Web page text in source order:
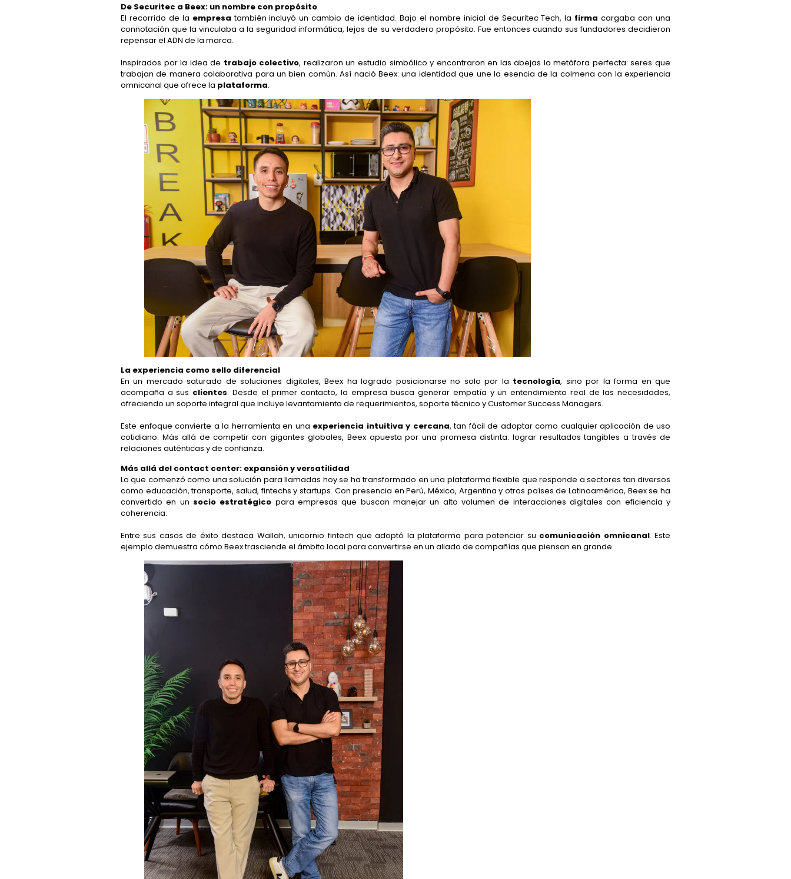
De Securitec a Beex: un nombre con propósito
El recorrido de la empresatambién incluyó un cambio de identidad. Bajo el nombre inicial de Securitec Tech, la firmacargaba con una
connotación que la vinculaba a la seguridad informática, lejos de su verdadero propósito. Fue entonces cuando sus fundadores decidieron
repensar el ADN de la marca.
Inspirados por la idea de trabajo colectivo, realizaron un estudio simbólico y encontraron en las abejas la metáfora perfecta: seres que
trabajan de manera colaborativa para un bien común. Así nació Beex: una identidad que une la esencia de la colmena con la experiencia
omnicanal que ofrece la plataforma.
La experiencia como sello diferencial
En un mercado saturado de soluciones digitales, Beex ha logrado posicionarse no solo por la tecnología, sino por la forma en que
acompaña a sus clientes. Desde el primer contacto, la empresa busca generar empatía y un entendimiento real de las necesidades,
ofreciendo un soporte integral que incluye levantamiento de requerimientos, soporte técnico y Customer Success Managers.
Este enfoque convierte a la herramienta en una experiencia intuitiva y cercana, tan fácil de adoptar como cualquier aplicación de uso
cotidiano. Más allá de competir con gigantes globales, Beex apuesta por una promesa distinta: lograr resultados tangibles a través de
relaciones auténticas y de confianza.
Más allá del contact center: expansión y versatilidad
Lo que comenzó como una solución para llamadas hoy se ha transformado en una plataforma flexible que responde a sectores tan diversos
como educación, transporte, salud, fintechs y startups. Con presencia en Perú, México, Argentina y otros países de Latinoamérica, Beex se ha
convertido en un socio estratégico para empresas que buscan manejar un alto volumen de interacciones digitales con eficiencia y
coherencia.
Entre sus casos de éxito destaca Wallah, unicornio fintech que adoptó la plataforma para potenciar su comunicación omnicanal. Este
ejemplo demuestra cómo Beex trasciende el ámbito local para convertirse en un aliado de compañías que piensan en grande.